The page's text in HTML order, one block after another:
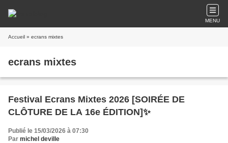
MENU
Accueil » ecrans mixtes
ecrans mixtes
Festival Ecrans Mixtes 2026 [SOIRÉE DE
CLÔTURE DE LA 16e ÉDITION]✨
Publié le 15/03/2026 à 07:30
Par michel deville